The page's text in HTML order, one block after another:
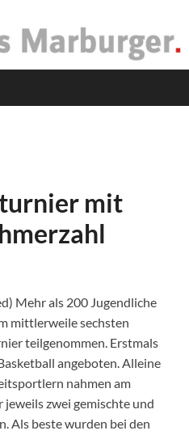
mit
Mehr als 200 Jugendliche
mittlerweile sechsten
teilgenommen. Erstmals
angeboten. Alleine
nahmen am
zwei gemischte und
Als beste wurden bei den